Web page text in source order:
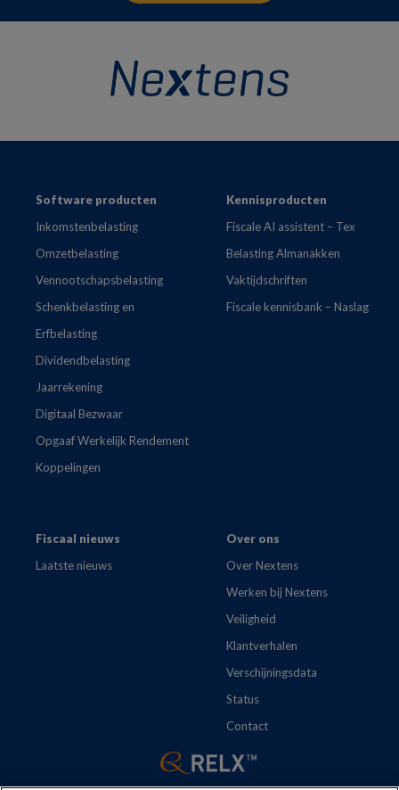
FooterSoftware producten
Inkomstenbelasting
Omzetbelasting
Vennootschapsbelasting
Schenkbelasting en
Erfbelasting
Dividendbelasting
Jaarrekening
Digitaal Bezwaar
Opgaaf Werkelijk Rendement
Koppelingen
Kennisproducten
Fiscale AI assistent – Tex
Belasting Almanakken
Vaktijdschriften
Fiscale kennisbank – Naslag
Fiscaal nieuws
Laatste nieuws
Over ons
Over Nextens
Werken bij Nextens
Veiligheid
Klantverhalen
Verschijningsdata
Status
Contact